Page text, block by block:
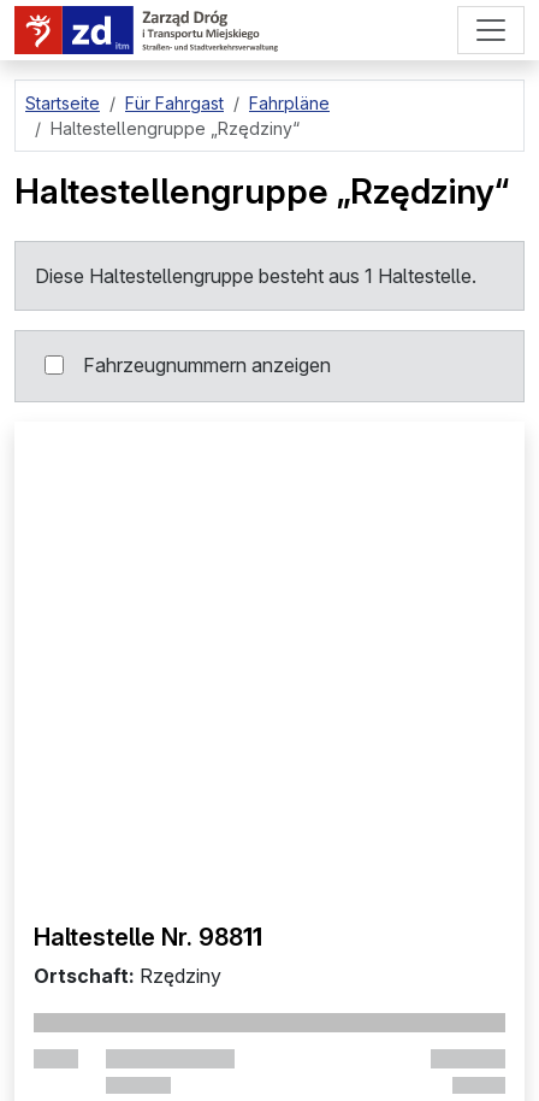
zum Hauptinhalt springen
Startseite Für Fahrgast
Fahrpläne
Haltestellengruppe
„Rzędziny“
Haltestellengruppe „Rzędziny“
Diese Haltestellengruppe besteht aus 1 Haltestelle.
Fahrzeugnummern anzeigen
Haltestelle Nr. 98811
Ortschaft: Rzędziny